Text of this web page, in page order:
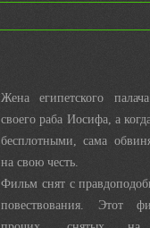
Жена египетского
своего раба Иосифа, а
бесплотными, сама
на свою честь.
Фильм снят с
повествования. Этот